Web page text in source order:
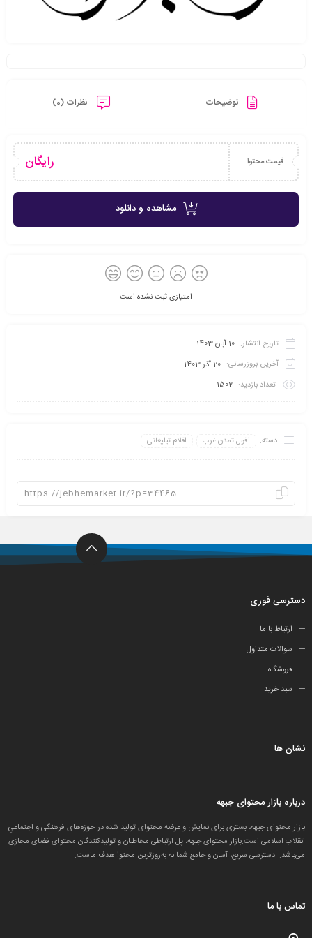
توضیحات نظرات (0)
قیمت محتوا رایگان
مشاهده و دانلود
امتیازی ثبت نشده است
تاریخ انتشار: 10 آبان 1403
آخرین بروزرسانی: 20 آذر 1403
تعداد بازدید: 1502
دسته: افول تمدن غرب اقلام تبلیغاتی
دسترسی فوری
ارتباط با ما
سوالات متداول
فروشگاه
سبد خرید
نشان ها
درباره بازار محتوای جبهه
بازار محتوای جبهه، بستری برای نمایش و عرضه محتوای تولید شده در حوزه‌های فرهنگی و اجتماعیِ
انقلاب اسلامی است.بازار محتوای جبهه، پل ارتباطی مخاطبان و تولید‌کنندگان محتوای فضای مجازی
می‌باشد. دسترسی سریع، آسان و جامع شما به به‌روزترین محتوا هدف ماست.
تماس با ما